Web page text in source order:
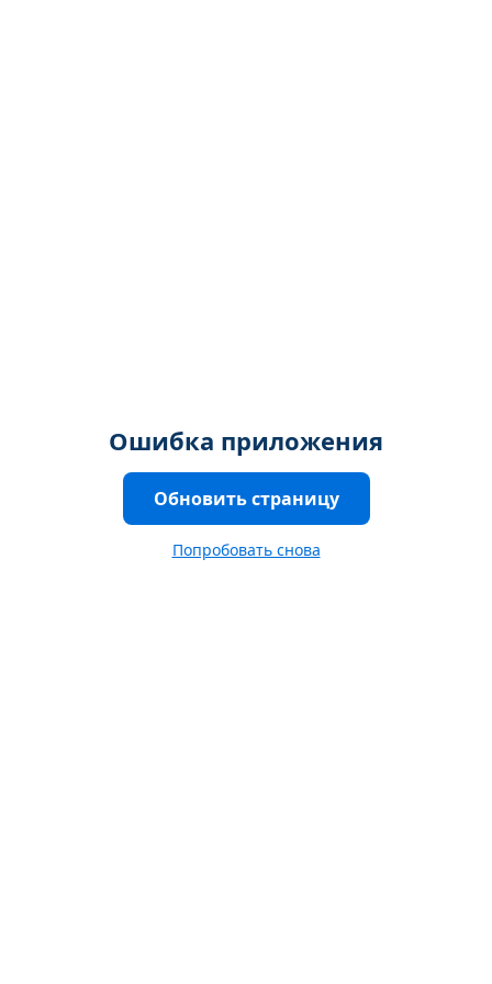
Ошибка приложения
Обновить страницу
Попробовать снова